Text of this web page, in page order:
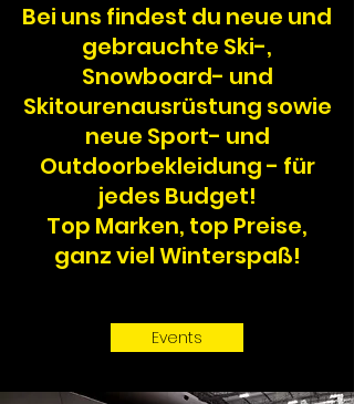
Bei uns findest du neue und
gebrauchte Ski-,
Snowboard- und
Skitourenausrüstung sowie
neue Sport- und
Outdoorbekleidung - für
jedes Budget!
Top Marken, top Preise,
ganz viel Winterspaß!
Events